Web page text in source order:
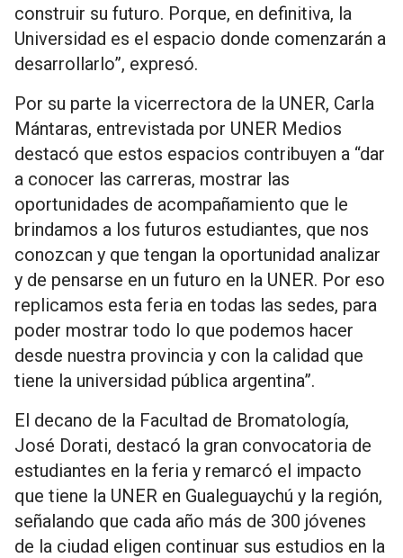
construir su futuro. Porque, en definitiva, la
Universidad es el espacio donde comenzarán a
desarrollarlo”, expresó.
Por su parte la vicerrectora de la UNER, Carla
Mántaras, entrevistada por UNER Medios
destacó que estos espacios contribuyen a “dar
a conocer las carreras, mostrar las
oportunidades de acompañamiento que le
brindamos a los futuros estudiantes, que nos
conozcan y que tengan la oportunidad analizar
y de pensarse en un futuro en la UNER. Por eso
replicamos esta feria en todas las sedes, para
poder mostrar todo lo que podemos hacer
desde nuestra provincia y con la calidad que
tiene la universidad pública argentina”.
El decano de la Facultad de Bromatología,
José Dorati, destacó la gran convocatoria de
estudiantes en la feria y remarcó el impacto
que tiene la UNER en Gualeguaychú y la región,
señalando que cada año más de 300 jóvenes
de la ciudad eligen continuar sus estudios en la